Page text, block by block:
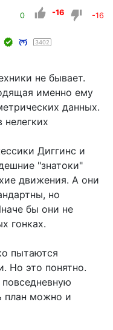
0 -16 -16
3402
не бывает.
именно ему
данных.
нелегких
Диггинс и
"знатоки"
движения. А они
но
бы они не
гонках.
пытаются
Но это понятно.
план можно и